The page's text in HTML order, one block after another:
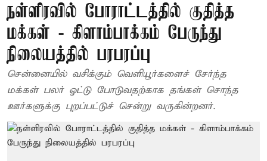
நள்ளிரவில் போராட்டத்தில் குதித்த
மக்கள் - கிளாம்பாக்கம் பேருந்து
நிலையத்தில் பரபரப்பு
சென்னையில் வசிக்கும் வெளியூர்களைச் சேர்ந்த
மக்கள் பலர் ஓட்டு போடுவதற்காக தங்கள் சொந்த
ஊர்களுக்கு புறப்பட்டுச் சென்று வருகின்றனர்.